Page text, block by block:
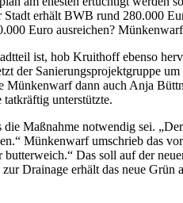
erhält BWB rund 280.000
Euro ausreichen?
ist, hob Kruithoff ebenso
der Sanierungsprojektgruppe
dann auch Anja
unterstützte.
Maßnahme notwendig sei.
Münkenwarf umschrieb das
Das soll auf der
Drainage erhält das neue Grün